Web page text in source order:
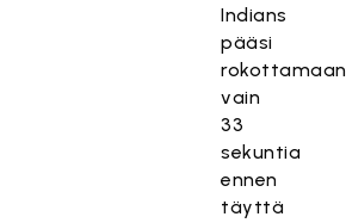
Indians
pääsi
rokottamaan
vain
33
sekuntia
ennen
täyttä